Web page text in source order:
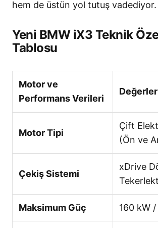
hem de üstün yol tutuş vadediyor.
Yeni BMW iX3 Teknik
Tablosu
Motor ve
Performans Verileri
Değerler
Motor Tipi
Çift
(Ön ve
Çekiş Sistemi
xDrive
Maksimum Güç 160 kW